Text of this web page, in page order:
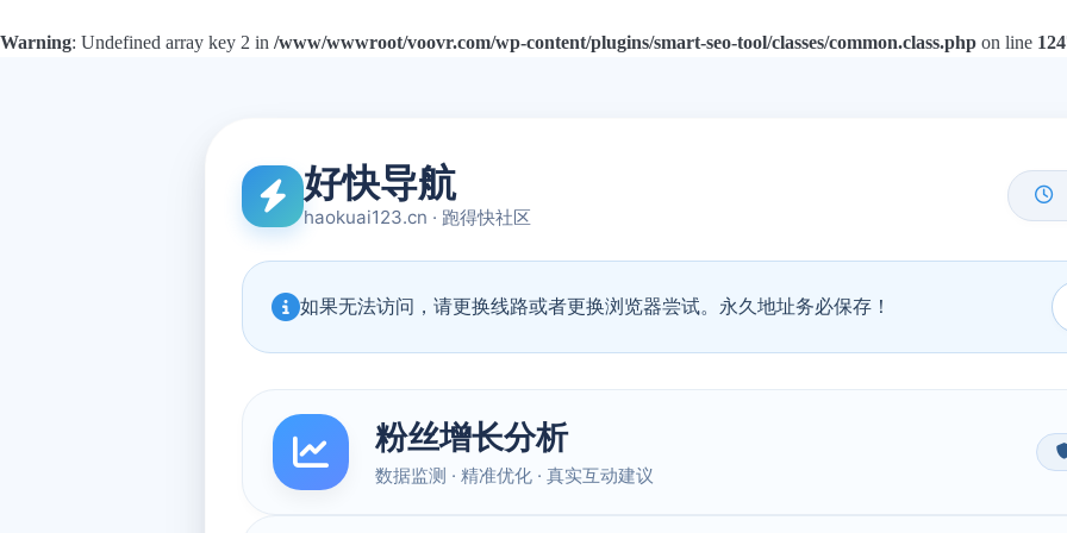
Warning: Undefined array key 2 in /www/wwwroot/voovr.com/wp-content/plugins/smart-seo-tool/classes/common.class.php on line